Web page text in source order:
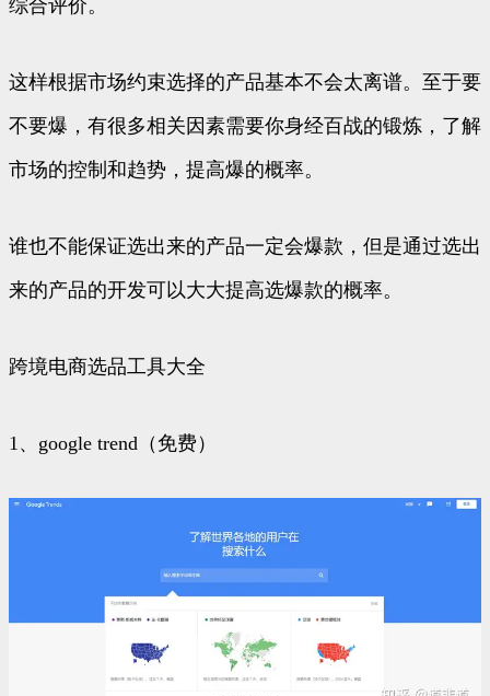
综合评价。
这样根据市场约束选择的产品基本不会太离谱。至于要
不要爆，有很多相关因素需要你身经百战的锻炼，了解
市场的控制和趋势，提高爆的概率。
谁也不能保证选出来的产品一定会爆款，但是通过选出
来的产品的开发可以大大提高选爆款的概率。
跨境电商选品工具大全
1、google trend（免费）